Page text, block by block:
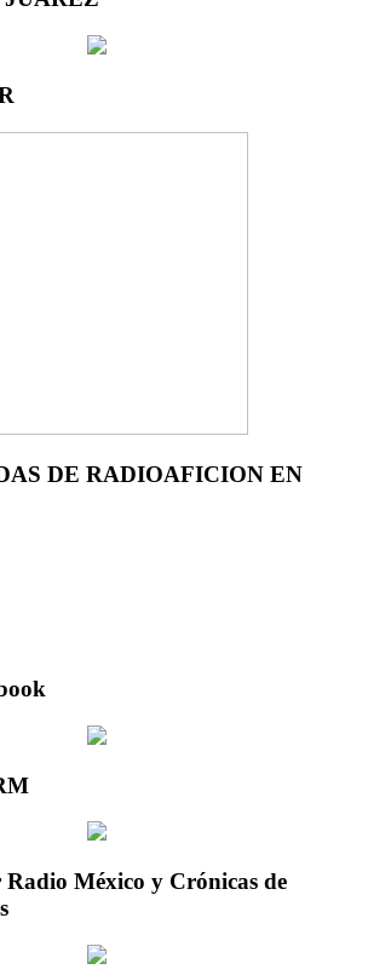
DE RADIOAFICION EN
México y Crónicas de